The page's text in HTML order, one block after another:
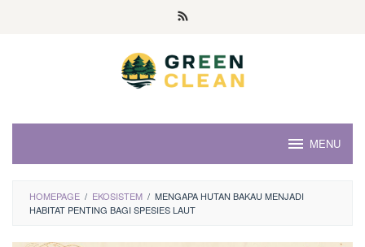
MENU
HOMEPAGE / EKOSISTEM / MENGAPA HUTAN BAKAU MENJADI
HABITAT PENTING BAGI SPESIES LAUT